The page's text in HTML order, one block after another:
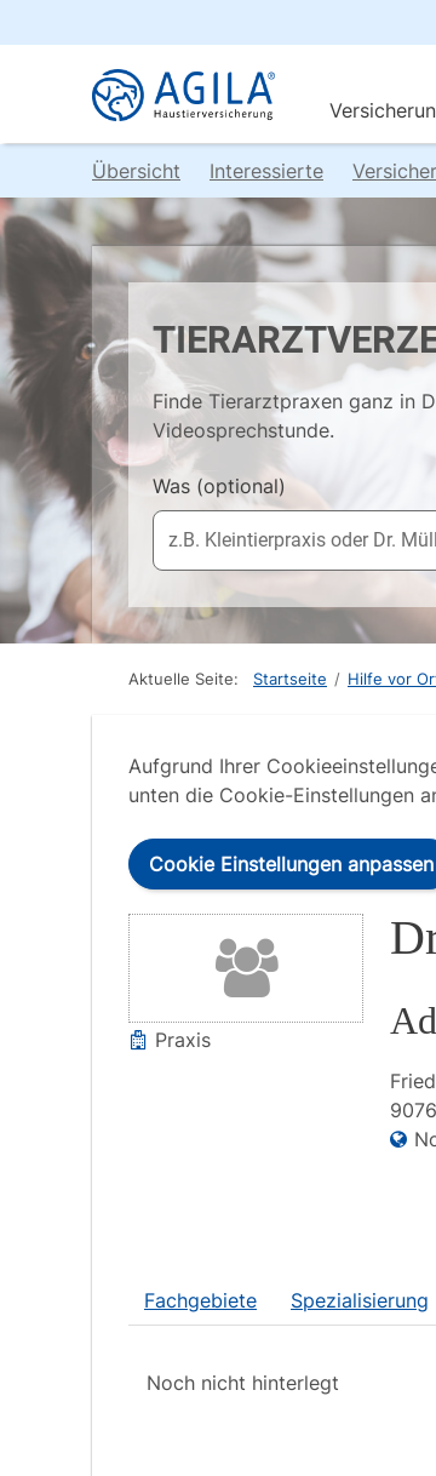
Übersicht Interessierte
Finde Tierarztpraxen ganz in
Videosprechstunde.
Was (optional)
Aktuelle Seite: Startseite / Hilfe vor
Aufgrund Ihrer
unten die Cookie-Einstellungen
Cookie Einstellungen anpassen
Praxis
Fachgebiete Spezialisierung
Noch nicht hinterlegt